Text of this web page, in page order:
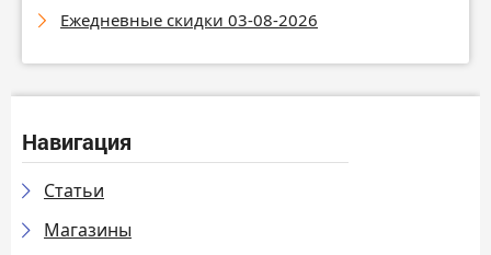
Ежедневные скидки 03-08-2026
Навигация
Статьи
Магазины